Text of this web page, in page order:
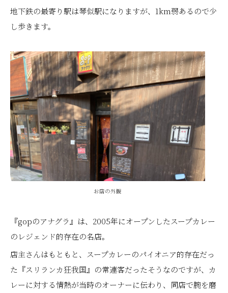
地下鉄の最寄り駅は琴似駅になりますが、1km弱あるので少
し歩きます。
お店の外観
『gopのアナグラ』は、2005年にオープンしたスープカレー
のレジェンド的存在の名店。
店主さんはもともと、スープカレーのパイオニア的存在だっ
た『スリランカ狂我国』の常連客だったそうなのですが、カ
レーに対する情熱が当時のオーナーに伝わり、同店で腕を磨